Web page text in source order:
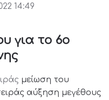
14:49
για το 6ο
μείωση του
αύξηση μεγέθους